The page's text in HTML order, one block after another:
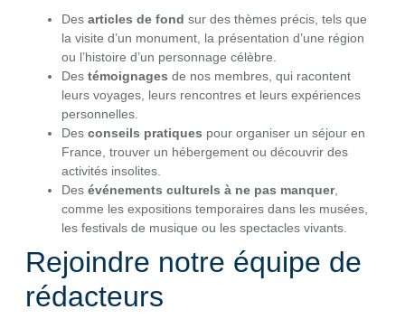
Des articles de fond sur des thèmes précis, tels que
la visite d’un monument, la présentation d’une région
ou l’histoire d’un personnage célèbre.
Des témoignages de nos membres, qui racontent
leurs voyages, leurs rencontres et leurs expériences
personnelles.
Des conseils pratiques pour organiser un séjour en
France, trouver un hébergement ou découvrir des
activités insolites.
Des événements culturels à ne pas manquer,
comme les expositions temporaires dans les musées,
les festivals de musique ou les spectacles vivants.
Rejoindre notre équipe de
rédacteurs